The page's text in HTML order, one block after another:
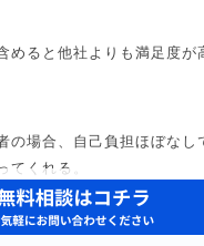
めると他社よりも満足度が
の場合、自己負担ほぼなし
てくれる。